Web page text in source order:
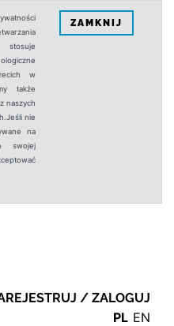
w
także
naszych
nie
na
swojej
ZAMKNIJ
/ ZALOGUJ
PL EN